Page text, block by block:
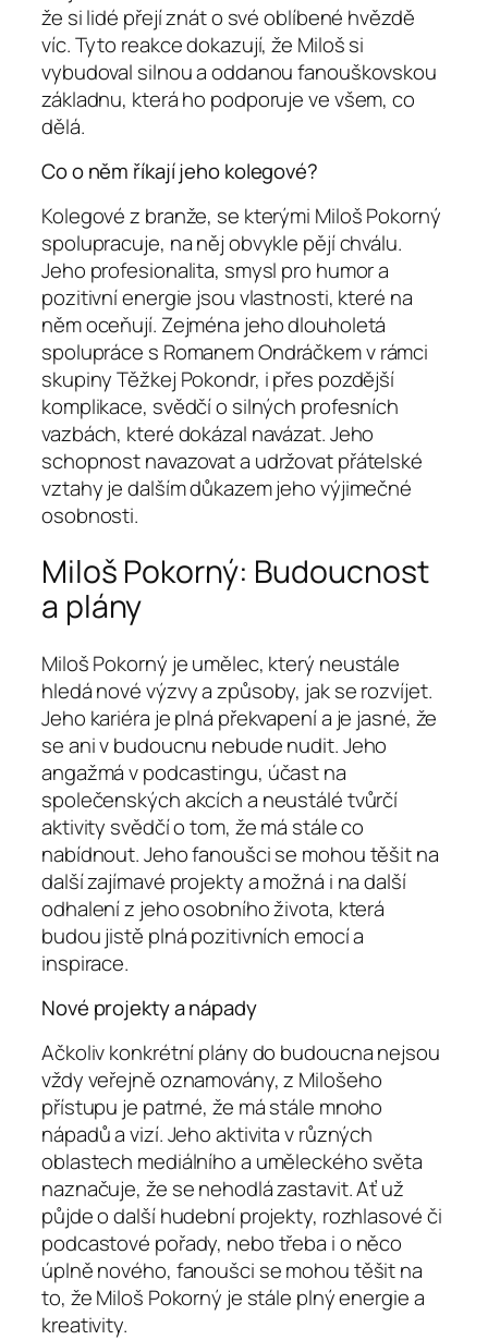
že si lidé přejí znát o své oblíbené hvězdě
víc. Tyto reakce dokazují, že Miloš si
vybudoval silnou a oddanou fanouškovskou
základnu, která ho podporuje ve všem, co
dělá.
Co o něm říkají jeho kolegové?
Kolegové z branže, se kterými Miloš Pokorný
spolupracuje, na něj obvykle pějí chválu.
Jeho profesionalita, smysl pro humor a
pozitivní energie jsou vlastnosti, které na
něm oceňují. Zejména jeho dlouholetá
spolupráce s Romanem Ondráčkem v rámci
skupiny Těžkej Pokondr, i přes pozdější
komplikace, svědčí o silných profesních
vazbách, které dokázal navázat. Jeho
schopnost navazovat a udržovat přátelské
vztahy je dalším důkazem jeho výjimečné
osobnosti.
Miloš Pokorný: Budoucnost
a plány
Miloš Pokorný je umělec, který neustále
hledá nové výzvy a způsoby, jak se rozvíjet.
Jeho kariéra je plná překvapení a je jasné, že
se ani v budoucnu nebude nudit. Jeho
angažmá v podcastingu, účast na
společenských akcích a neustálé tvůrčí
aktivity svědčí o tom, že má stále co
nabídnout. Jeho fanoušci se mohou těšit na
další zajímavé projekty a možná i na další
odhalení z jeho osobního života, která
budou jistě plná pozitivních emocí a
inspirace.
Nové projekty a nápady
Ačkoliv konkrétní plány do budoucna nejsou
vždy veřejně oznamovány, z Milošeho
přístupu je patrné, že má stále mnoho
nápadů a vizí. Jeho aktivita v různých
oblastech mediálního a uměleckého světa
naznačuje, že se nehodlá zastavit. Ať už
půjde o další hudební projekty, rozhlasové či
podcastové pořady, nebo třeba i o něco
úplně nového, fanoušci se mohou těšit na
to, že Miloš Pokorný je stále plný energie a
kreativity.